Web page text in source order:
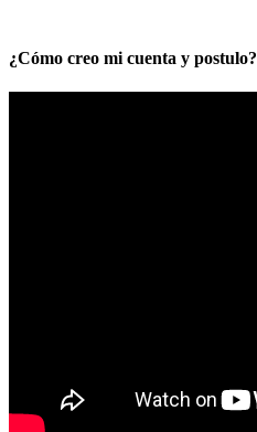
¿Cómo creo mi cuenta y postulo?